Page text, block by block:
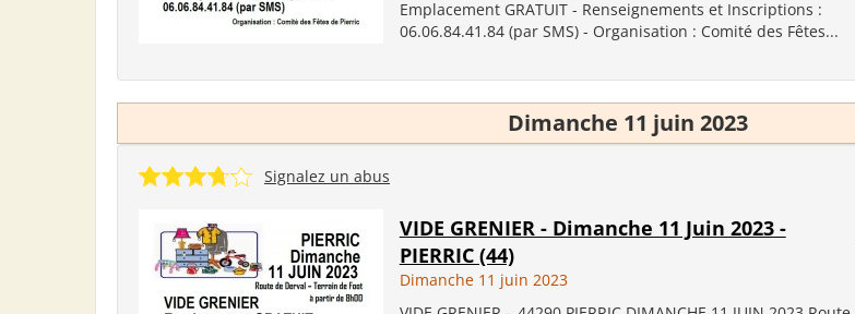
Emplacement GRATUIT - Renseignements et Inscriptions :
06.06.84.41.84 (par SMS) - Organisation : Comité des Fêtes...
Dimanche 11 juin 2023
Signalez un abus
VIDE GRENIER - Dimanche 11 Juin 2023 -
PIERRIC (44)
Dimanche 11 juin 2023